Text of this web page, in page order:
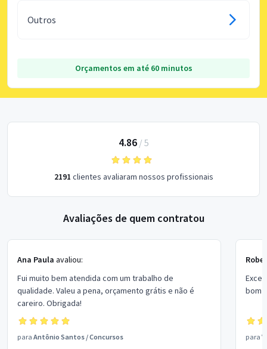
Outros
Orçamentos em até 60 minutos
4.86/ 5
2191 clientes avaliaram nossos profissionais
Avaliações de quem contratou
Ana Paula avaliou:
Fui muito bem atendida com um trabalho de
qualidade. Valeu a pena, orçamento grátis e não é
careiro. Obrigada!
para Antônio Santos /Concursos
bom
para